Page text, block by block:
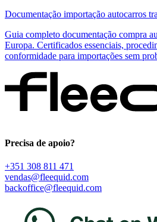
Documentação importação autocarros
Guia completo documentação compra
Europa. Certificados essenciais,
conformidade para importações sem
Precisa de apoio?
+351 308 811 471
vendas@fleequid.com
backoffice@fleequid.com